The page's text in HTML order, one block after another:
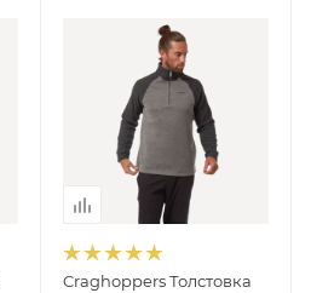
Craghoppers Толстовка